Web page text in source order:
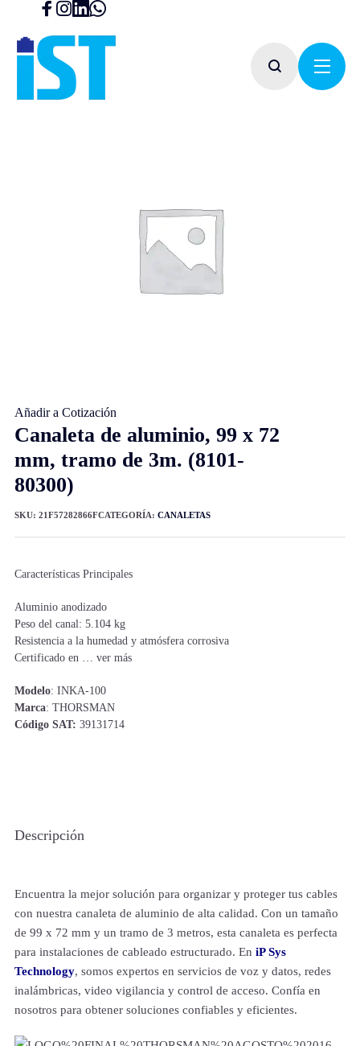
Canaleta de aluminio, 99 x 72
mm, tramo de 3m. (8101-
80300)
Características Principales
Aluminio anodizado
Peso del canal: 5.104 kg
Resistencia a la humedad y atmósfera corrosiva
Certificado en … ver más
Modelo: INKA-100
Marca: THORSMAN
Código SAT: 39131714
Añadir a Cotización
SKU: 21F57282866FCATEGORÍA: CANALETAS
Descripción
Encuentra la mejor solución para organizar y proteger tus cables
con nuestra canaleta de aluminio de alta calidad. Con un tamaño
de 99 x 72 mm y un tramo de 3 metros, esta canaleta es perfecta
para instalaciones de cableado estructurado. En iP Sys
Technology, somos expertos en servicios de voz y datos, redes
inalámbricas, video vigilancia y control de acceso. Confía en
nosotros para obtener soluciones confiables y eficientes.